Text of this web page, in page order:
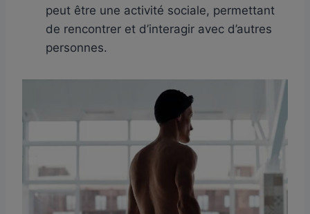
peut être une activité sociale, permettant
de rencontrer et d’interagir avec d’autres
personnes.